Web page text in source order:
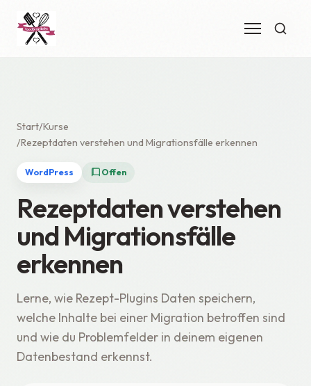
Start Kurse
Rezeptdaten verstehen und Migrationsfälle erkennen
WordPress Offen
Rezeptdaten verstehen
und Migrationsfälle
erkennen
Lerne, wie Rezept-Plugins Daten speichern,
welche Inhalte bei einer Migration betroffen sind
und wie du Problemfelder in deinem eigenen
Datenbestand erkennst.